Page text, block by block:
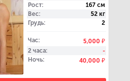
Рост
167 см
Вес
52 кг
Грудь
2
Час
5,000 ₽
2 часа
-
Ночь
40,000 ₽